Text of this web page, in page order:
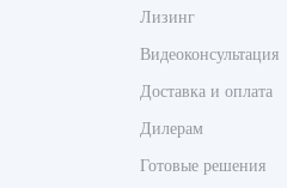
Лизинг
Видеоконсультация
Доставка и оплата
Дилерам
Готовые решения